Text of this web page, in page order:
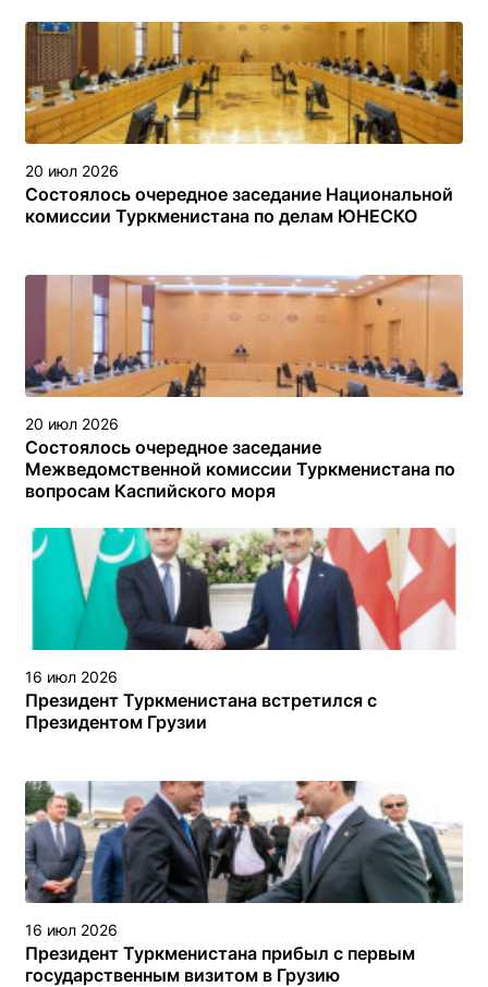
туркменском секторе Каспийского моря
20 июл 2026
Состоялось очередное заседание Национальной
комиссии Туркменистана по делам ЮНЕСКО
20 июл 2026
Состоялось очередное заседание
Межведомственной комиссии Туркменистана по
вопросам Каспийского моря
16 июл 2026
Президент Туркменистана встретился с
Президентом Грузии
16 июл 2026
Президент Туркменистана прибыл с первым
государственным визитом в Грузию